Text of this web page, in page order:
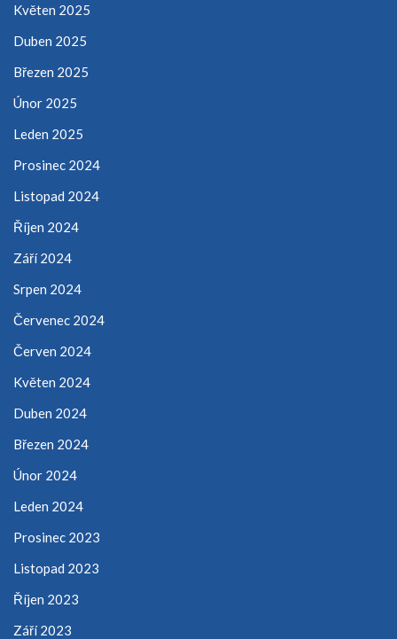
Květen 2025
Duben 2025
Březen 2025
Únor 2025
Leden 2025
Prosinec 2024
Listopad 2024
Říjen 2024
Září 2024
Srpen 2024
Červenec 2024
Červen 2024
Květen 2024
Duben 2024
Březen 2024
Únor 2024
Leden 2024
Prosinec 2023
Listopad 2023
Říjen 2023
Září 2023